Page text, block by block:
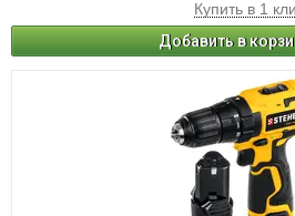
Купить в 1
Добавить в